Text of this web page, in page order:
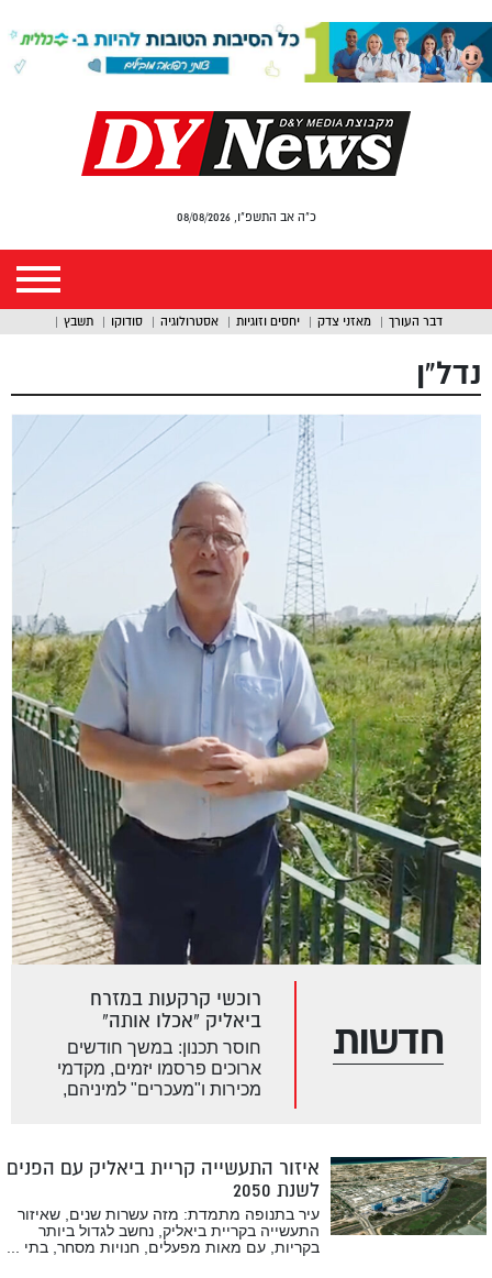
כ"ה אב התשפ"ו, 08/08/2026
דבר העורך מאזני צדק יחסים וזוגיות אסטרולוגיה סודוקו תשבץ
נדל”ן
חדשות
רוכשי קרקעות במזרח
ביאליק “אכלו אותה”
חוסר תכנון: במשך חודשים
ארוכים פרסמו יזמים, מקדמי
מכירות ו"מעכרים" למיניהם,
ויזמים, ניסו …
איזור התעשייה קריית ביאליק עם הפנים
לשנת 2050
עיר בתנופה מתמדת: מזה עשרות שנים, שאיזור
התעשייה בקריית ביאליק, נחשב לגדול ביותר
בקריות, עם מאות מפעלים, חנויות מסחר, בתי ...